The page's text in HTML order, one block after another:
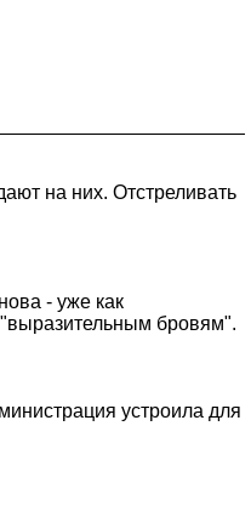
на них. Отстреливать
- уже как
"выразительным бровям".
устроила для